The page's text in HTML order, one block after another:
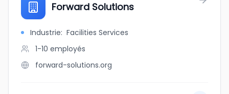
Forward Solutions
Industrie: Facilities Services
1-10 employés
forward-solutions.org